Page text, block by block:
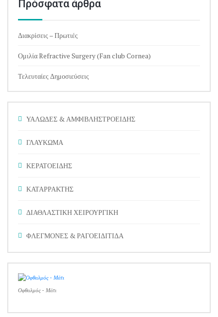
Πρόσφατα άρθρα
Διακρίσεις – Πρωτιές
Ομιλία Refractive Surgery (Fan club Cornea)
Τελευταίες Δημοσιεύσεις
ΥΑΛΩΔΕΣ & ΑΜΦΙΒΛΗΣΤΡΟΕΙΔΗΣ
ΓΛΑΥΚΩΜΑ
ΚΕΡΑΤΟΕΙΔΗΣ
ΚΑΤΑΡΡΑΚΤΗΣ
ΔΙΑΘΛΑΣΤΙΚΗ ΧΕΙΡΟΥΡΓΙΚΗ
ΦΛΕΓΜΟΝΕΣ & ΡΑΓΟΕΙΔΙΤΙΔΑ
Οφθαλμός - Μάτι